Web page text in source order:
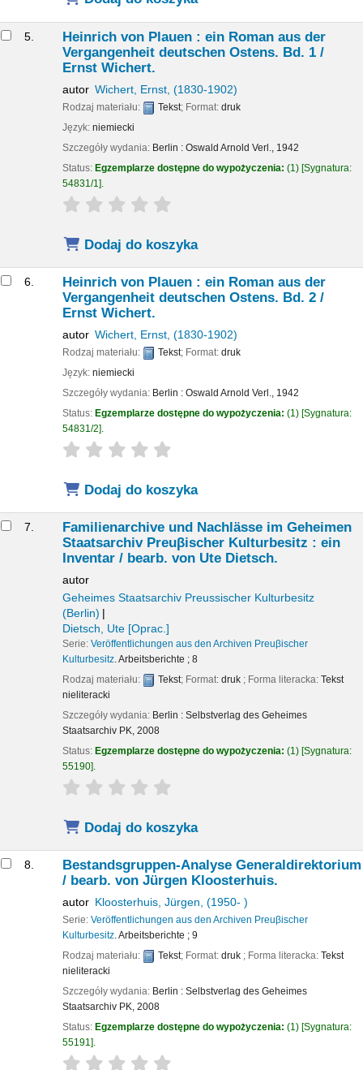
5.
Heinrich von Plauen : ein Roman aus der
Vergangenheit deutschen Ostens. Bd. 1 /
Ernst Wichert.
autor Wichert, Ernst, (1830-1902)
Rodzaj materiału: Tekst; Format: druk
Język: niemiecki
Szczegóły wydania: Berlin : Oswald Arnold Verl., 1942
Status: Egzemplarze dostępne do wypożyczenia: (1) Sygnatura:
54831/1 .
star rating
Dodaj do koszyka
6.
Heinrich von Plauen : ein Roman aus der
Vergangenheit deutschen Ostens. Bd. 2 /
Ernst Wichert.
autor Wichert, Ernst, (1830-1902)
Rodzaj materiału: Tekst; Format: druk
Język: niemiecki
Szczegóły wydania: Berlin : Oswald Arnold Verl., 1942
Status: Egzemplarze dostępne do wypożyczenia: (1) Sygnatura:
54831/2 .
star rating
Dodaj do koszyka
7.
Familienarchive und Nachlässe im Geheimen
Staatsarchiv Preuβischer Kulturbesitz : ein
Inventar / bearb. von Ute Dietsch.
autor
Geheimes Staatsarchiv Preussischer Kulturbesitz
(Berlin)
Dietsch, Ute[Oprac.]
Serie: Veröffentlichungen aus den Archiven Preuβischer
Kulturbesitz. Arbeitsberichte ; 8
Rodzaj materiału:
Tekst; Format: druk ; Forma literacka: Tekst
nieliteracki
Szczegóły wydania: Berlin : Selbstverlag des Geheimes
Staatsarchiv PK, 2008
Status: Egzemplarze dostępne do wypożyczenia: (1) Sygnatura:
55190 .
star rating
Dodaj do koszyka
8.
Bestandsgruppen-Analyse Generaldirektorium
/ bearb. von Jürgen Kloosterhuis.
autor Kloosterhuis, Jürgen , (1950- )
Serie: Veröffentlichungen aus den Archiven Preuβischer
Kulturbesitz. Arbeitsberichte ; 9
Rodzaj materiału:
Tekst; Format: druk ; Forma literacka: Tekst
nieliteracki
Szczegóły wydania: Berlin : Selbstverlag des Geheimes
Staatsarchiv PK, 2008
Status: Egzemplarze dostępne do wypożyczenia: (1) Sygnatura:
55191 .
star rating